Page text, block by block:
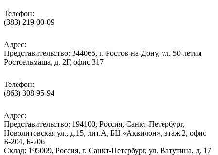
Телефон:
(383) 219-00-09
Адрес:
Представительство: 344065, г. Ростов-на-Дону, ул. 50-летия
Ростсельмаша, д. 2Г, офис 317
Телефон:
(863) 308-95-94
Адрес:
Представительство: 194100, Россия, Санкт-Петербург,
Новолитовская ул., д.15, лит.А, БЦ «Аквилон», этаж 2, офис
Б-204, Б-206
Склад: 195009, Россия, г. Санкт-Петербург, ул. Ватутина, д. 17